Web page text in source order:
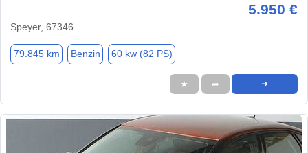
5.950 €
Speyer, 67346
79.845 km Benzin 60 kw (82 PS)
★ ➦ ➜